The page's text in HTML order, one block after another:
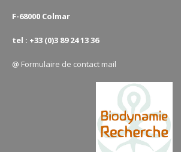
F-68000 Colmar
tel : +33 (0)3 89 24 13 36
@ Formulaire de contact mail